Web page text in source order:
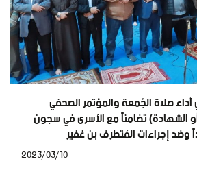
أداء صلاة الجُمعة والمؤتمر الصحفي
الشهادة) تضامناً مع الأسرى في سجون
وضد إجراءات المُتطرف بن غفير